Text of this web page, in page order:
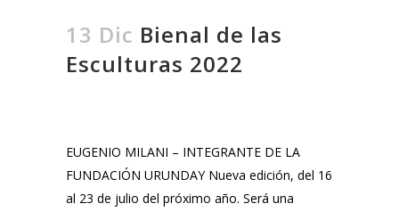
13 Dic Bienal de las
Esculturas 2022
EUGENIO MILANI – INTEGRANTE DE LA
FUNDACIÓN URUNDAY Nueva edición, del 16
al 23 de julio del próximo año. Será una